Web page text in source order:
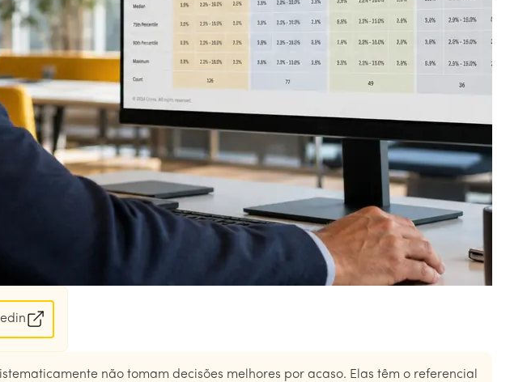
não tomam decisões melhores por acaso. Elas têm o referencial